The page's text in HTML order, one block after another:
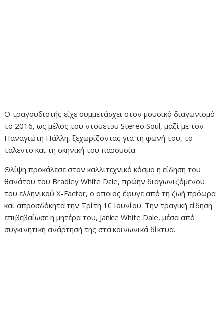
Ο τραγουδιστής είχε συμμετάσχει στον μουσικό διαγωνισμό
το 2016, ως μέλος του ντουέτου Stereo Soul, μαζί με τον
Παναγιώτη Πάλλη, ξεχωρίζοντας για τη φωνή του, το
ταλέντο και τη σκηνική του παρουσία
Θλίψη προκάλεσε στον καλλιτεχνικό κόσμο η είδηση του
θανάτου του Bradley White Dale, πρώην διαγωνιζόμενου
του ελληνικού X-Factor, ο οποίος έφυγε από τη ζωή πρόωρα
και απροσδόκητα την Τρίτη 10 Ιουνίου. Την τραγική είδηση
επιβεβαίωσε η μητέρα του, Janice White Dale, μέσα από
συγκινητική ανάρτησή της στα κοινωνικά δίκτυα.